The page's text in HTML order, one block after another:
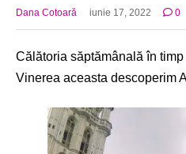
Dana Cotoară iunie 17, 2022 0
Călătoria săptămânală în
Vinerea aceasta descoperim